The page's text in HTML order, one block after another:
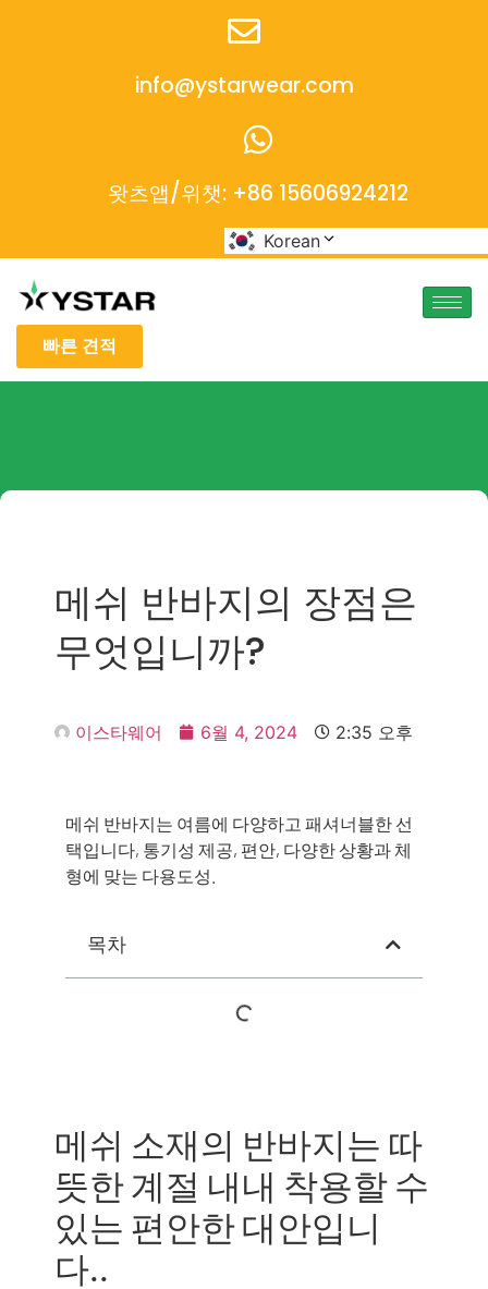
info@ystarwear.com
왓츠앱/위챗: +86 15606924212
Korean
빠른 견적
메쉬 반바지의 장점은
무엇입니까?
이스타웨어 6월 4, 2024 2:35 오후
메쉬 반바지는 여름에 다양하고 패셔너블한 선
택입니다, 통기성 제공, 편안, 다양한 상황과 체
형에 맞는 다용도성.
목차
메쉬 소재의 반바지는 따
뜻한 계절 내내 착용할 수
있는 편안한 대안입니
다..